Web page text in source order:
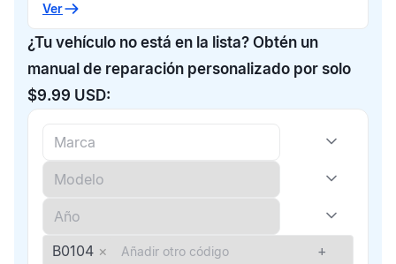
Ver
¿Tu vehículo no está en la lista? Obtén un
manual de reparación personalizado por solo
$9.99 USD:
B0104 × +